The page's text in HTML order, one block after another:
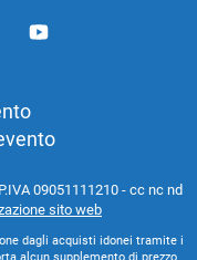
09051111210 - cc nc nd
sito web
dagli acquisti idonei tramite i